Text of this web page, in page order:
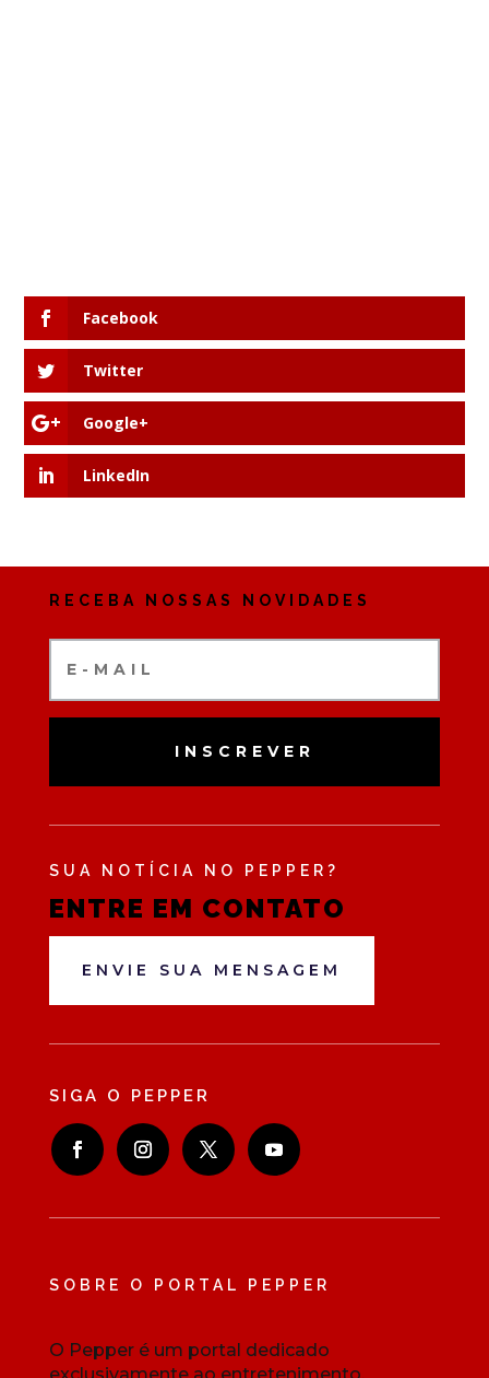
Facebook
Twitter
Google+
LinkedIn
RECEBA NOSSAS NOVIDADES
INSCREVER
SUA NOTÍCIA NO PEPPER?
ENTRE EM CONTATO
ENVIE SUA MENSAGEM
SIGA O PEPPER
SOBRE O PORTAL PEPPER
O Pepper é um portal dedicado